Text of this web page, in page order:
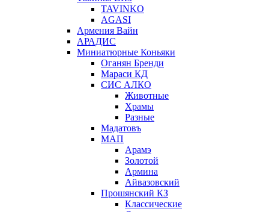
TAVINKO
AGASI
Армения Вайн
АРАДИС
Миниатюрные Коньяки
Оганян Бренди
Мараси КД
СИС АЛКО
Животные
Храмы
Разные
Мадатовъ
МАП
Арамэ
Золотой
Армина
Айвазовский
Прошянский КЗ
Классические